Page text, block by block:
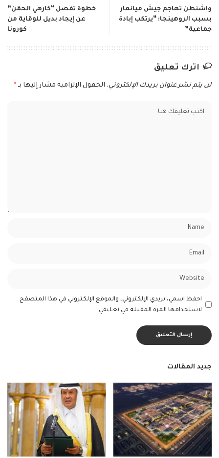
واشنطن تهاجم جيش ميانمار
بسبب الروهينجا: “يرتكب إبادة
جماعية”
خطوة تفصل “كارهي الحقن”
عن إيجاد بديل للوقاية من
كورونا
اترك تعليق
لن يتم نشر عنوان بريدك الإلكتروني. الحقول الإلزامية مشار إليها بـ *
احفظ اسمي، بريدي الإلكتروني، والموقع الإلكتروني في هذا المتصفح
لاستخدامها المرة المقبلة في تعليقي.
جديد المقالات